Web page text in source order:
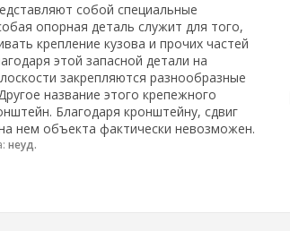
собой специальные
опорная деталь служит для того,
крепление кузова и прочих частей
этой запасной детали на
закрепляются разнообразные
название этого крепежного
Благодаря кронштейну, сдвиг
нем объекта фактически невозможен.
неуд.